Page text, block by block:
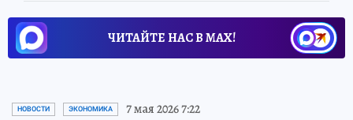
ЧИТАЙТЕ НАС В МАХ!
НОВОСТИ ЭКОНОМИКА 7 мая 2026 7:22